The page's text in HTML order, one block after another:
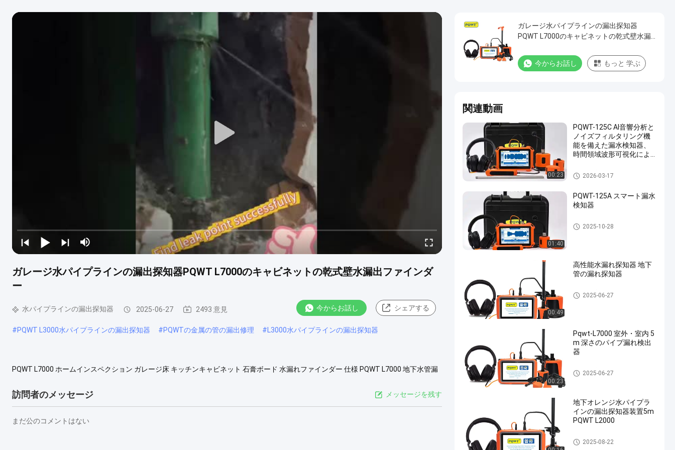
ガレージ水パイプラインの漏出探知器PQWT L7000のキャビネットの乾式壁水漏出ファインダ
ー
水パイプラインの漏出探知器 2025-06-27 2493 意見 今からお話し シェアする
#PQWT L3000水パイプラインの漏出探知器 #PQWTの金属の管の漏出修理 #L3000水パイプラインの漏出探知器
PQWT L7000 ホームインスペクション ガレージ床 キッチンキャビネット 石膏ボード 水漏れファインダー 仕様 PQWT L7000 地下水管漏
アナライザーです。 モデル PQWT-L7000 屋内および屋外パイプライン漏水検知装置 用途 屋外または屋内の地下圧力パイプラ...
もっと見る
訪問者のメッセージ メッセージを残す
まだ公のコメントはない
ガレージ水パイプラインの漏出探知器
PQWT L7000のキャビネットの乾式壁水漏
今からお話し もっと 学ぶ
関連動画
00:23
PQWT-125C AI音響分析と
ノイズフィルタリング機
能を備えた漏水検知器、
時間領域波形可視化によ
水パイプラインの漏出探知器
2026-03-17
01:40
PQWT-125A スマート漏水
検知器
水パイプラインの漏出探知器
2025-10-28
00:49
高性能水漏れ探知器 地下
管の漏れ探知器
水パイプラインの漏出探知器
2025-06-27
00:23
Pqwt-L7000 室外・室内 5
m 深さのパイプ漏れ検出
器
水パイプラインの漏出探知器
2025-06-27
地下オレンジ水パイプラ
インの漏出探知器装置5m
PQWT L2000
水パイプラインの漏出探知器
2025-08-22